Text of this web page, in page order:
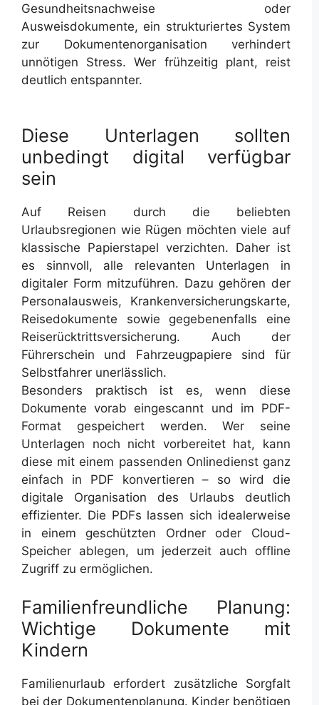
Gesundheitsnachweise oder
Ausweisdokumente, ein strukturiertes System
zur Dokumentenorganisation verhindert
unnötigen Stress. Wer frühzeitig plant, reist
deutlich entspannter.
Diese Unterlagen sollten
unbedingt digital verfügbar
sein
Auf Reisen durch die beliebten
Urlaubsregionen wie Rügen möchten viele auf
klassische Papierstapel verzichten. Daher ist
es sinnvoll, alle relevanten Unterlagen in
digitaler Form mitzuführen. Dazu gehören der
Personalausweis, Krankenversicherungskarte,
Reisedokumente sowie gegebenenfalls eine
Reiserücktrittsversicherung. Auch der
Führerschein und Fahrzeugpapiere sind für
Selbstfahrer unerlässlich.
Besonders praktisch ist es, wenn diese
Dokumente vorab eingescannt und im PDF-
Format gespeichert werden. Wer seine
Unterlagen noch nicht vorbereitet hat, kann
diese mit einem passenden Onlinedienst ganz
einfach in PDF konvertieren – so wird die
digitale Organisation des Urlaubs deutlich
effizienter. Die PDFs lassen sich idealerweise
in einem geschützten Ordner oder Cloud-
Speicher ablegen, um jederzeit auch offline
Zugriff zu ermöglichen.
Familienfreundliche Planung:
Wichtige Dokumente mit
Kindern
Familienurlaub erfordert zusätzliche Sorgfalt
bei der Dokumentenplanung. Kinder benötigen